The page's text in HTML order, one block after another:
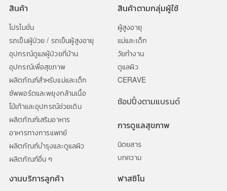
สินค้า
โปรโมชั่น
รถเข็นผู้ป่วย / รถเข็นผู้สูงอายุ
อุปกรณ์ดูแลผู้ป่วยที่บ้าน
อุปกรณ์เพื่อสุขภาพ
ผลิตภัณฑ์สำหรับแม่และเด็ก
ซัพพอร์ตและพยุงกล้ามเนื้อ
ไม้เท้าและอุปกรณ์ช่วยเดิน
ผลิตภัณฑ์เสริมอาหาร
อาหารทางการแพทย์
ผลิตภัณฑ์บำรุงและดูแลผิว
ผลิตภัณฑ์อื่น ๆ
สินค้าตามกลุ่มผู้ใช้
ผู้สูงอายุ
แม่และเด็ก
วัยทำงาน
ดูแลผิว
CERAVE
ช้อปปิ้งตามแบรนด์
การดูแลสุขภาพ
นิตยสาร
บทความ
งานบริการลูกค้า ฟาสซิโน